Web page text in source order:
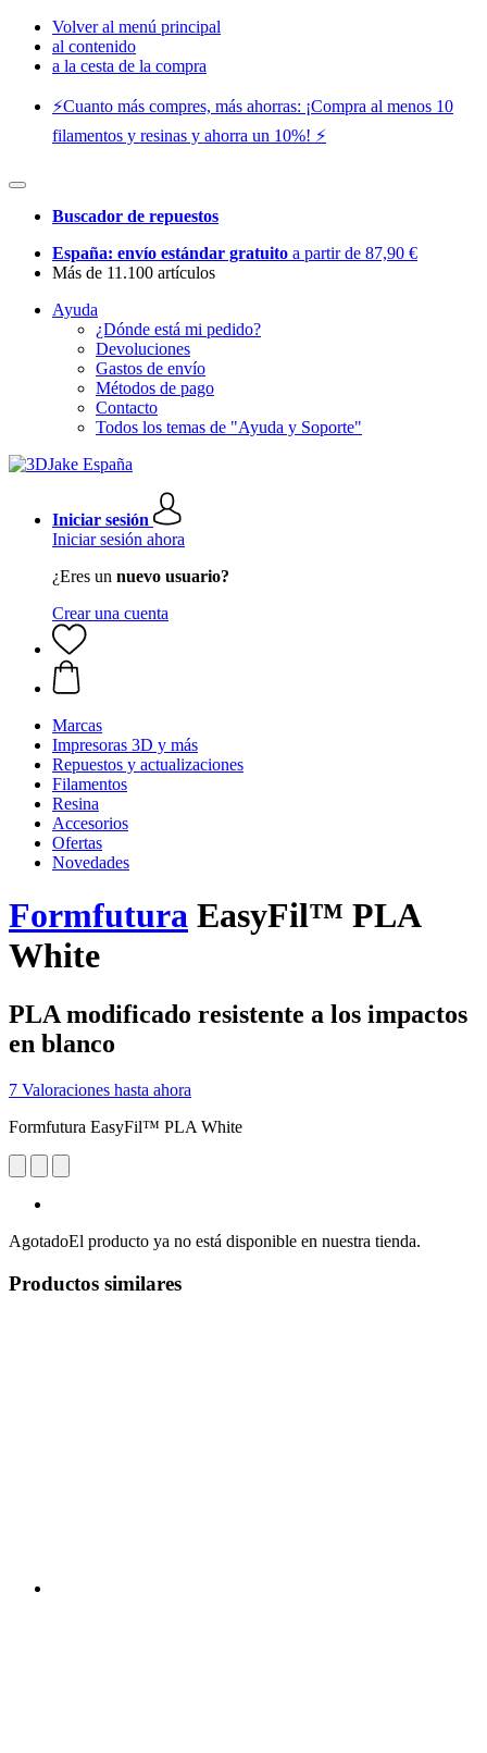
Volver al menú principal
al contenido
a la cesta de la compra
⚡️Cuanto más compres, más ahorras: ¡Compra al menos 10
filamentos y resinas y ahorra un 10%! ⚡️
Buscador de repuestos
España: envío estándar gratuito a partir de 87,90 €
Más de 11.100 artículos
Ayuda
¿Dónde está mi pedido?
Devoluciones
Gastos de envío
Métodos de pago
Contacto
Todos los temas de "Ayuda y Soporte"
Iniciar sesión
Iniciar sesión ahora
¿Eres un nuevo usuario?
Crear una cuenta
Marcas
Impresoras 3D y más
Repuestos y actualizaciones
Filamentos
Resina
Accesorios
Ofertas
Novedades
Formfutura EasyFil™ PLA
White
PLA modificado resistente a los impactos
en blanco
7 Valoraciones hasta ahora
Formfutura EasyFil™ PLA White
AgotadoEl producto ya no está disponible en nuestra tienda.
Productos similares